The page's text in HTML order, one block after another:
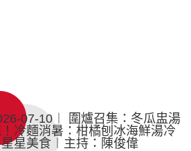
07-10︱ 圍爐召集：冬瓜盅湯
冷麵消暑：柑橘刨冰海鮮湯冷
星美食︱主持：陳俊偉